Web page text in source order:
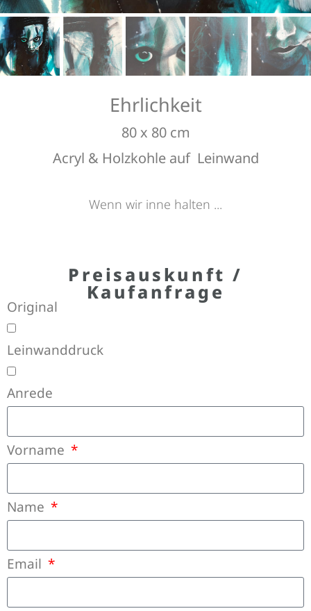
Ehrlichkeit
80 x 80 cm
Acryl & Holzkohle auf Leinwand
Wenn wir inne halten ...
Preisauskunft /
Kaufanfrage
Original
Leinwanddruck
Anrede
Vorname
Name
Email